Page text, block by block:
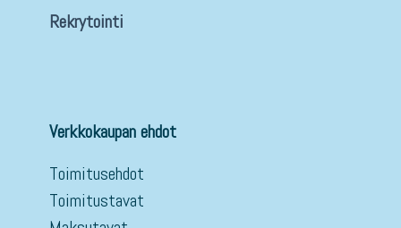
Rekrytointi
Verkkokaupan ehdot
Toimitusehdot
Toimitustavat